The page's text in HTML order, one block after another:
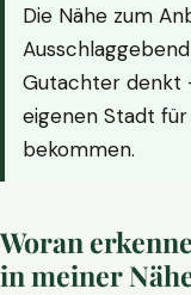
Die Nähe zum
Gutachter denkt
eigenen Stadt
bekommen.
Woran
in meiner